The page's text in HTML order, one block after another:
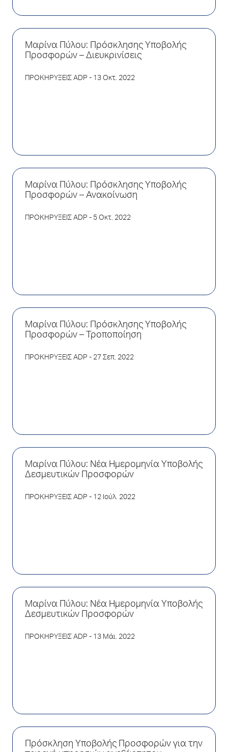
Μαρίνα Πύλου: Πρόσκλησης Υποβολής
Προσφορών – Διευκρινίσεις
ΠΡΟΚΗΡΥΞΕΙΣ ADP - 13 Οκτ. 2022
Μαρίνα Πύλου: Πρόσκλησης Υποβολής
Προσφορών – Ανακοίνωση
ΠΡΟΚΗΡΥΞΕΙΣ ADP - 5 Οκτ. 2022
Μαρίνα Πύλου: Πρόσκλησης Υποβολής
Προσφορών – Τροποποίηση
ΠΡΟΚΗΡΥΞΕΙΣ ADP - 27 Σεπ. 2022
Μαρίνα Πύλου: Νέα Ημερομηνία Υποβολής
Δεσμευτικών Προσφορών
ΠΡΟΚΗΡΥΞΕΙΣ ADP - 12 Ιούλ. 2022
Μαρίνα Πύλου: Νέα Ημερομηνία Υποβολής
Δεσμευτικών Προσφορών
ΠΡΟΚΗΡΥΞΕΙΣ ADP - 13 Μάι. 2022
Πρόσκληση Υποβολής Προσφορών για την